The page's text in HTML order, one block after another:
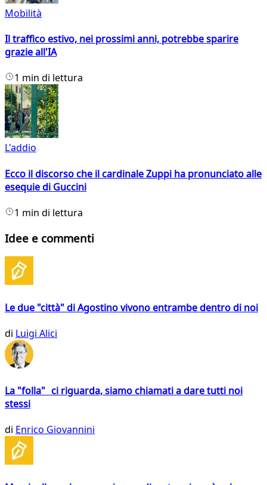
Mobilità
Il traffico estivo, nei prossimi anni, potrebbe sparire
grazie all'IA
1 min di lettura
L'addio
Ecco il discorso che il cardinale Zuppi ha pronunciato alle
esequie di Guccini
1 min di lettura
Idee e commenti
Le due "città" di Agostino vivono entrambe dentro di noi
di Luigi Alici
La "folla" ci riguarda, siamo chiamati a dare tutti noi
stessi
di Enrico Giovannini